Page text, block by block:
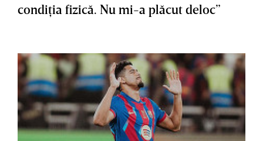
condiţia fizică. Nu mi-a plăcut deloc”